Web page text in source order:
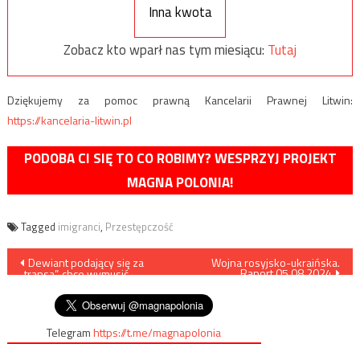
Inna kwota
Zobacz kto wparł nas tym miesiącu: Tutaj
Dziękujemy za pomoc prawną Kancelarii Prawnej Litwin:
https://kancelaria-litwin.pl
PODOBA CI SIĘ TO CO ROBIMY? WESPRZYJ PROJEKT
MAGNA POLONIA!
Tagged imigranci, Przestępczość
Nawigacja
wpisu
Dewiant podający się za
„transa”, chce wymusić
Wojna rosyjsko-ukraińska.
Raport 05.08.2024
Telegramhttps://t.me/magnapolonia